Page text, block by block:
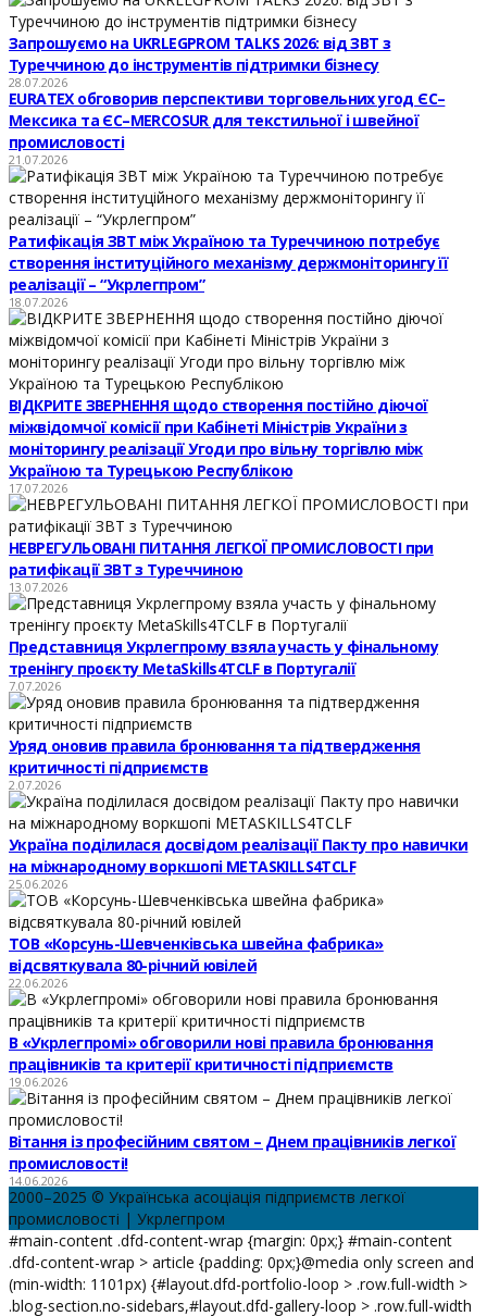
Запрошуємо на UKRLEGPROM TALKS 2026: від ЗВТ з
Туреччиною до інструментів підтримки бізнесу
28.07.2026
EURATEX обговорив перспективи торговельних угод ЄС–
Мексика та ЄС–MERCOSUR для текстильної і швейної
промисловості
21.07.2026
Ратифікація ЗВТ між Україною та Туреччиною потребує
створення інституційного механізму держмоніторингу її
реалізації – “Укрлегпром”
18.07.2026
ВІДКРИТЕ ЗВЕРНЕННЯ щодо створення постійно діючої
міжвідомчої комісії при Кабінеті Міністрів України з
моніторингу реалізації Угоди про вільну торгівлю між
Україною та Турецькою Республікою
17.07.2026
НЕВРЕГУЛЬОВАНІ ПИТАННЯ ЛЕГКОЇ ПРОМИСЛОВОСТІ при
ратифікації ЗВТ з Туреччиною
13.07.2026
Представниця Укрлегпрому взяла участь у фінальному
тренінгу проєкту MetaSkills4TCLF в Португалії
7.07.2026
Уряд оновив правила бронювання та підтвердження
критичності підприємств
2.07.2026
Україна поділилася досвідом реалізації Пакту про навички
на міжнародному воркшопі METASKILLS4TCLF
25.06.2026
ТОВ «Корсунь-Шевченківська швейна фабрика»
відсвяткувала 80-річний ювілей
22.06.2026
В «Укрлегпромі» обговорили нові правила бронювання
працівників та критерії критичності підприємств
19.06.2026
Вітання із професійним святом – Днем працівників легкої
промисловості!
14.06.2026
2000–2025 © Українська асоціація підприємств легкої
промисловості | Укрлегпром
#main-content .dfd-content-wrap {margin: 0px;} #main-content
.dfd-content-wrap > article {padding: 0px;}@media only screen and
(min-width: 1101px) {#layout.dfd-portfolio-loop > .row.full-width >
.blog-section.no-sidebars,#layout.dfd-gallery-loop > .row.full-width